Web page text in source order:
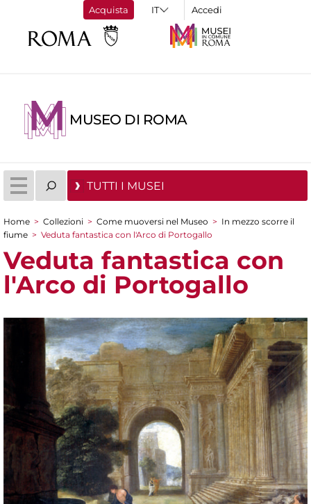
Acquista Accedi
MUSEO DI ROMA
TUTTI I MUSEI
Tu sei qui
Home > Collezioni > Come muoversi nel Museo > In mezzo scorre il
fiume > Veduta fantastica con l'Arco di Portogallo
Veduta fantastica con
l'Arco di Portogallo